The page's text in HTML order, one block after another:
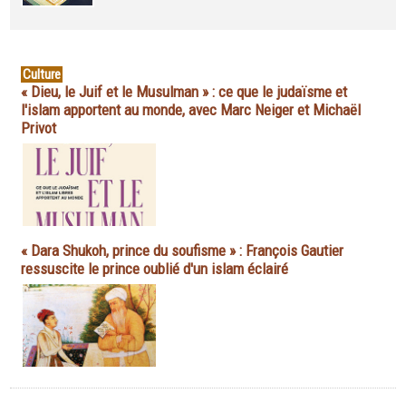
Culture
« Dieu, le Juif et le Musulman » : ce que le judaïsme et
l'islam apportent au monde, avec Marc Neiger et Michaël
Privot
« Dara Shukoh, prince du soufisme » : François Gautier
ressuscite le prince oublié d'un islam éclairé